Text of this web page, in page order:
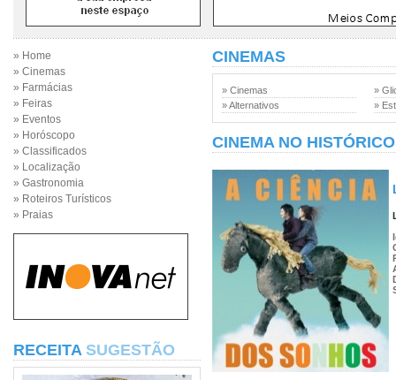
» Home
» Cinemas
» Farmácias
» Feiras
» Eventos
» Horóscopo
» Classificados
» Localização
» Gastronomia
» Roteiros Turísticos
» Praias
RECEITA SUGESTÃO
CINEMAS
» Cinemas
» Alternativos
»
»
CINEMA NO HISTÓRICO